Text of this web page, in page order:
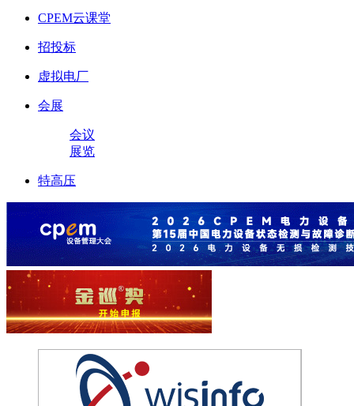
CPEM云课堂
招投标
虚拟电厂
会展
会议
展览
特高压